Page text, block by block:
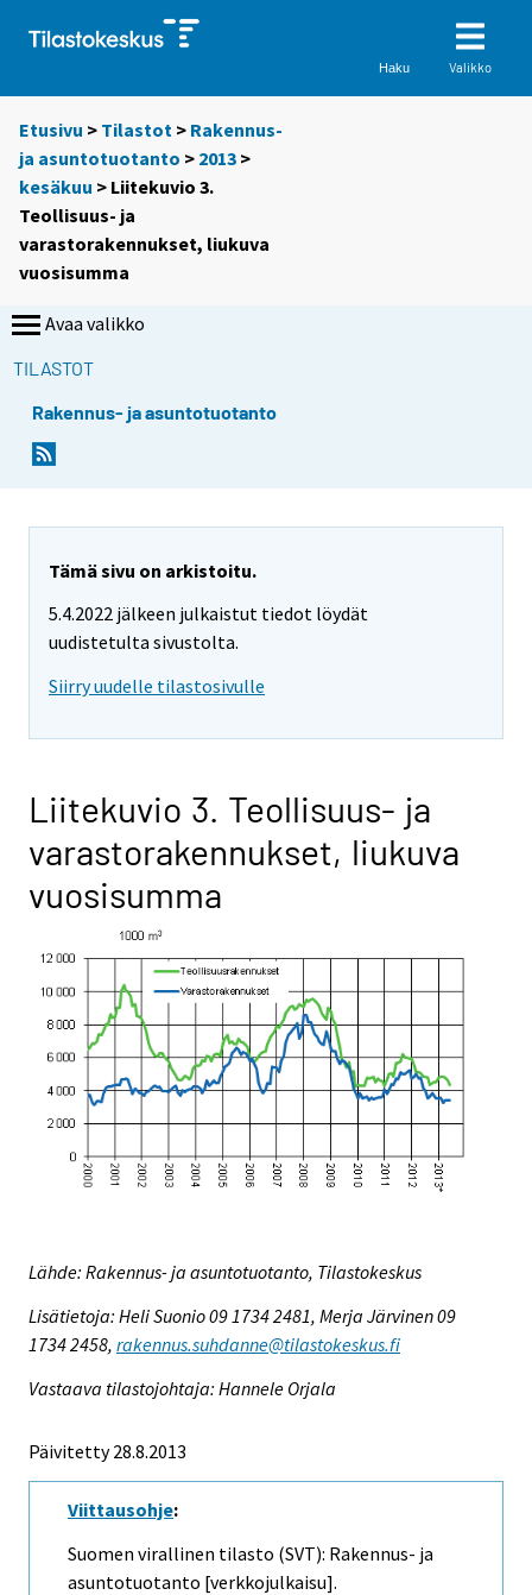
Haku Valikko
Etusivu > Tilastot > Rakennus-
ja asuntotuotanto > 2013 >
kesäkuu > Liitekuvio 3.
Teollisuus- ja
varastorakennukset, liukuva
vuosisumma
Avaa valikko
TILASTOT
Rakennus- ja asuntotuotanto
Tämä sivu on arkistoitu.
5.4.2022 jälkeen julkaistut tiedot löydät
uudistetulta sivustolta.
Siirry uudelle tilastosivulle
Liitekuvio 3. Teollisuus- ja
varastorakennukset, liukuva
vuosisumma
Lähde: Rakennus- ja asuntotuotanto, Tilastokeskus
Lisätietoja: Heli Suonio 09 1734 2481, Merja Järvinen 09
1734 2458, rakennus.suhdanne@tilastokeskus.fi
Vastaava tilastojohtaja: Hannele Orjala
Päivitetty 28.8.2013
Viittausohje:
Suomen virallinen tilasto (SVT): Rakennus- ja
asuntotuotanto [verkkojulkaisu].